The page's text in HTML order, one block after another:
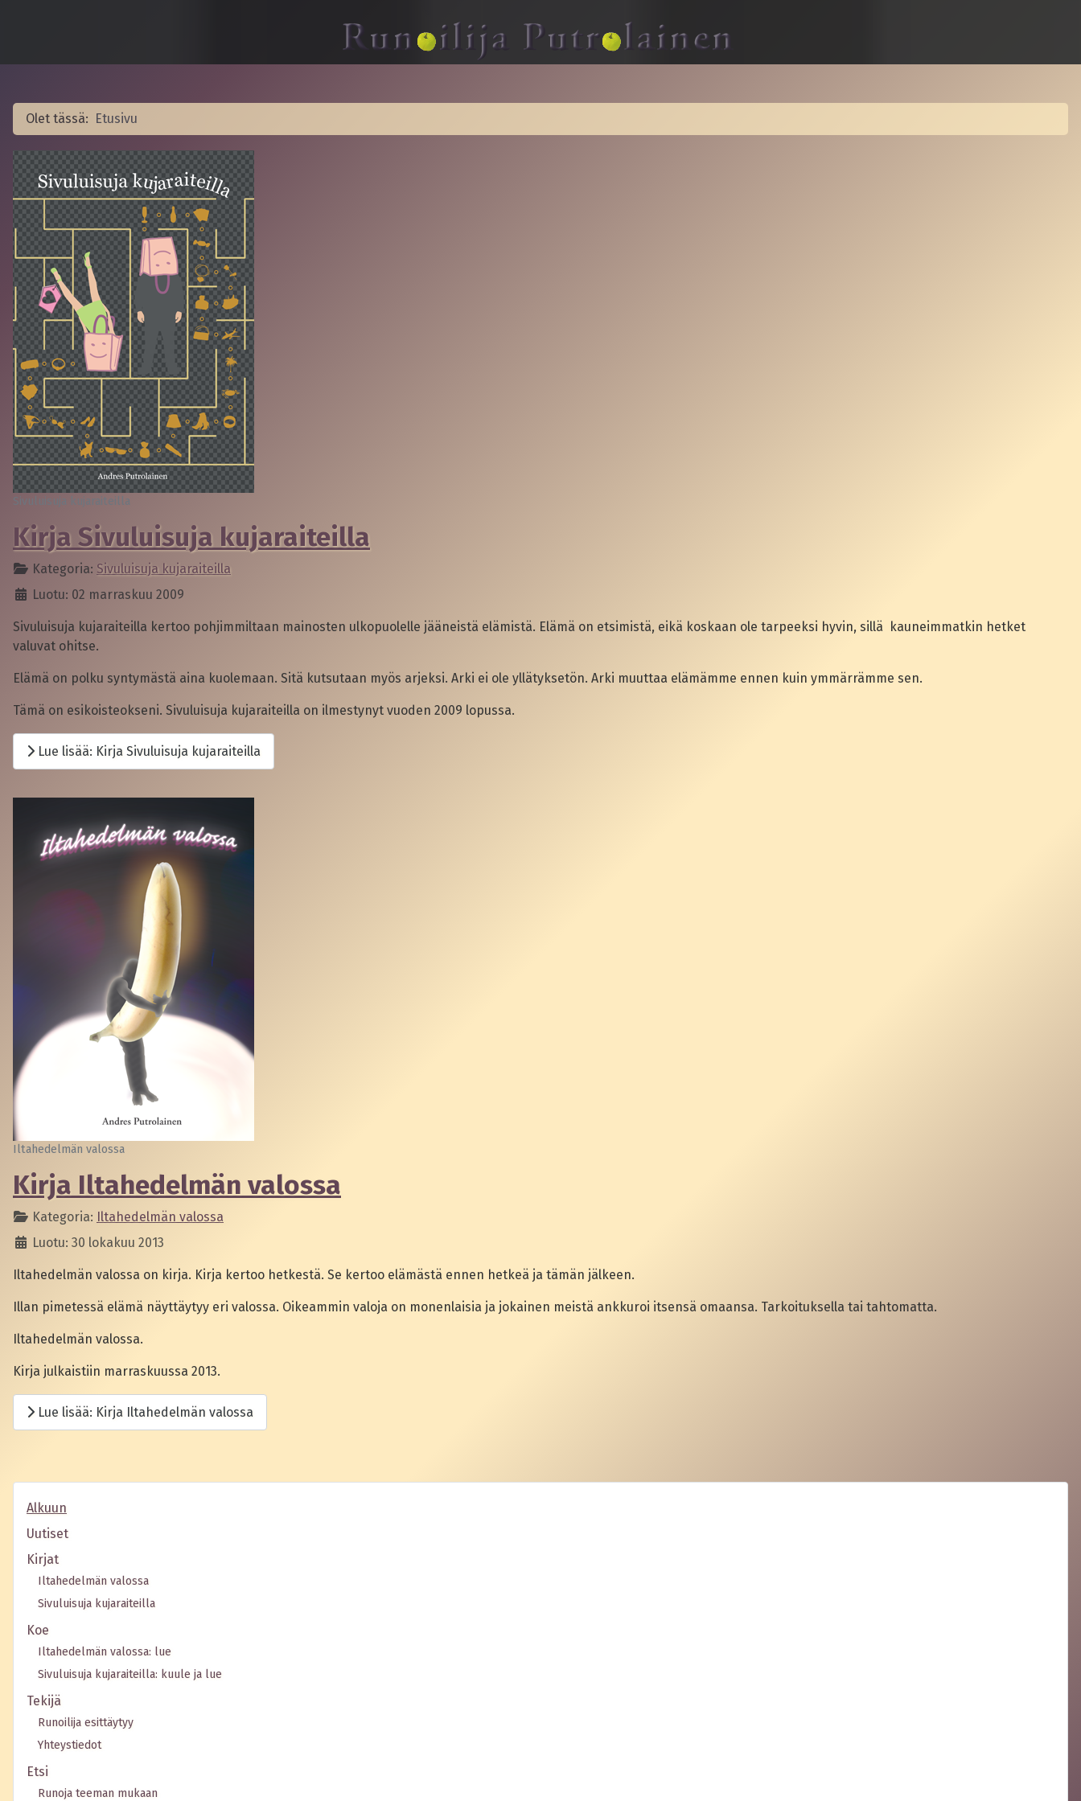
Olet tässä: Etusivu
Sivuluisuja kujaraiteilla
Kirja Sivuluisuja kujaraiteilla
Kategoria: Sivuluisuja kujaraiteilla
Luotu: 02 marraskuu 2009
Sivuluisuja kujaraiteilla kertoo pohjimmiltaan mainosten ulkopuolelle jääneistä elämistä. Elämä on etsimistä, eikä koskaan ole tarpeeksi hyvin, sillä kauneimmatkin hetket
valuvat ohitse.
Elämä on polku syntymästä aina kuolemaan. Sitä kutsutaan myös arjeksi. Arki ei ole yllätyksetön. Arki muuttaa elämämme ennen kuin ymmärrämme sen.
Tämä on esikoisteokseni. Sivuluisuja kujaraiteilla on ilmestynyt vuoden 2009 lopussa.
Lue lisää: Kirja Sivuluisuja kujaraiteilla
Iltahedelmän valossa
Kirja Iltahedelmän valossa
Kategoria: Iltahedelmän valossa
Luotu: 30 lokakuu 2013
Iltahedelmän valossa on kirja. Kirja kertoo hetkestä. Se kertoo elämästä ennen hetkeä ja tämän jälkeen.
Illan pimetessä elämä näyttäytyy eri valossa. Oikeammin valoja on monenlaisia ja jokainen meistä ankkuroi itsensä omaansa. Tarkoituksella tai tahtomatta.
Iltahedelmän valossa.
Kirja julkaistiin marraskuussa 2013.
Lue lisää: Kirja Iltahedelmän valossa
Alkuun
Uutiset
Kirjat
Iltahedelmän valossa
Sivuluisuja kujaraiteilla
Koe
Iltahedelmän valossa: lue
Sivuluisuja kujaraiteilla: kuule ja lue
Tekijä
Runoilija esittäytyy
Yhteystiedot
Etsi
Runoja teeman mukaan